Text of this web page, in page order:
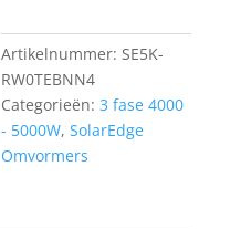
Artikelnummer:SE5K-
RW0TEBNN4
Categorieën:3 fase 4000
- 5000W,SolarEdge
Omvormers